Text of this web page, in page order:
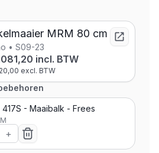
MRM 80 cm
• S09-23
incl. BTW
excl. BTW
417S - Maaibalk - Frees
+